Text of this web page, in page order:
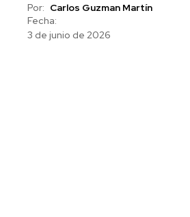
Por: Carlos Guzman Martín
Fecha:
3 de junio de 2026